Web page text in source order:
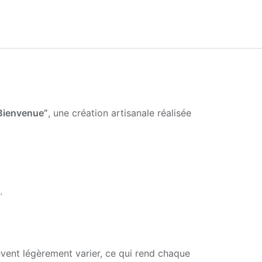
, une création artisanale réalisée
légèrement varier, ce qui rend chaque